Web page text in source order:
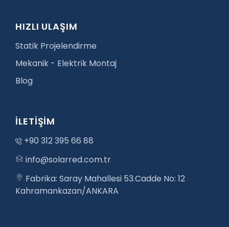
HIZLI ULAŞIM
Statik Projelendirme
Mekanik - Elektrik Montaj
Blog
İLETİŞİM
+90 312 395 66 88
info@solarred.com.tr
Fabrika: Saray Mahallesi 53.Cadde No: 12
Kahramankazan/ANKARA